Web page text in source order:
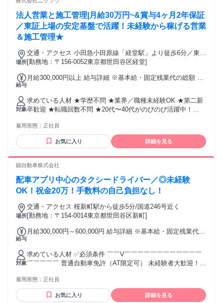
での勤務となります。
法人営業と施工管理|月給30万円~&賞与4ヶ⽉2年保証
／東証上場の安定基盤で活躍！未経験から稼げる営業
＆施工管理★
場所
交通・アクセス 小田急小田原線「経堂駅」より徒歩6分／東急
世田谷線「宮の坂駅」より徒歩10分
[勤務地：〒156-0052東京都世田谷区経堂]
給与
月給300,000円以上 給与詳細 ※基本給・固定残業代の総額 基
（固定残業時間：1ヶ月あたり30時間） 固定残業時間を超え
た勤務時間については別途残業代を支給する 【一律手当】 全
員に一律で支払われる通勤・皆勤・家族手当金額：なし 全員
に一律で支払われるその他手当金額：なし ※経験・スキルな
ティブ（成果を賞与に反映） ・通勤手当（規定支給） ・残業
手当（固定残業の超過分） ・家族手当（規定あり） ・資格手
当
対象
求めている人材 ★学歴不問 ★業界／職種未経験OK ★第二新
卒歓迎 ★転職回数不問 ★20代〜40代がのびのび活躍中！
須ではありません ・何かしらの営業経験をお持ちの方（業
界・年数不問） ★営業や接客など、人と接するお仕事の経験
がある方はスキルを活かせます！ ◎こんな方にピッタリ！ □
も通用する、一生モノのスキルを身に付けたい □頑張った分
のもとで、長く安心して活躍したい ★先輩の半数以上が異業
種からの転職組！ アパレルや飲食など、未経験からスタート
雇用形態： 正社員
お気に入り 詳細を見る
錨自動車株式会社
配車アプリ中心のタクシードライバー／◎未経験
OK！祝金20万！手数料の自己負担なし！
場所
交通・アクセス 桜新町駅から徒歩5分/国道246号近く
[勤務地：〒154-0014東京都世田谷区新町]
給与
月給300,000円～600,000円 給与詳細 ※基本給・固定残業代の
あり 1ヶ月あたり5万4200円（固定残業時間：1ヶ月あたり22
時間） 固定残業時間を超えた勤務時間については別途残業代
勤・家族手当金額：なし 全員に一律で支払われるその他手当
対象
求めている人材 ✅必須条件 ￣￣V￣￣￣￣￣￣￣￣￣￣￣￣
￣￣￣￣￣ 普通自動車免許（AT限定可） 未経験者大歓迎！
70代まで幅広く活躍中） ✅歓迎条件 ￣￣V￣￣￣￣￣￣￣￣
￣￣￣￣￣￣￣￣￣ ■ブランクOK ■ドライバー経験者優遇
（介護・送迎・トラック等） ■車の運転が好きな方 ■腰を据え
雇用形態： 正社員
お気に入り 詳細を見る